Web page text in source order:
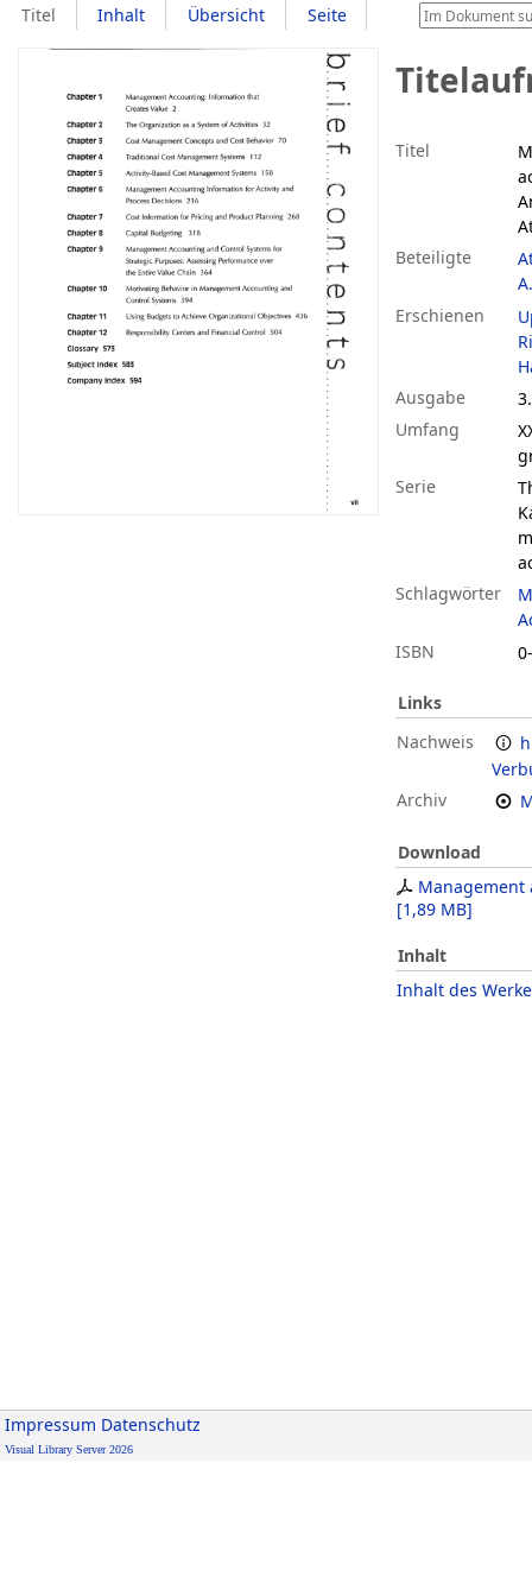
Titel Inhalt Übersicht Seite
Titel
Beteiligte
A.
Erschienen
Ausgabe
Umfang
Serie
Schlagwörter
ISBN
Links
Nachweis
Archiv
Download
Management
[1,89 MB]
Inhalt
Inhalt des
Impressum Datenschutz
Visual Library Server 2026